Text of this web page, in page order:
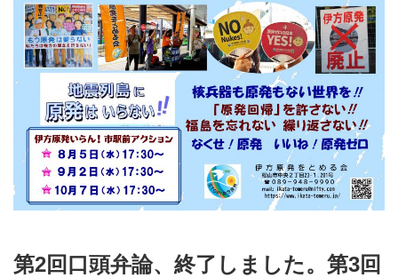
第2回口頭弁論、終了しました。第3回